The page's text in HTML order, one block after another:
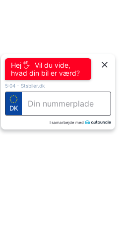
Hej 🖐 Vil du vide,
hvad din bil er værd?
5:04 - Stsbiler.dk
DK
I samarbejde med